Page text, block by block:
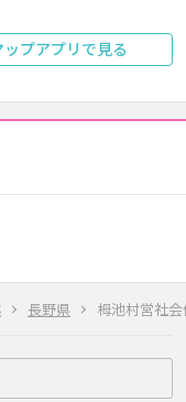
長野県 栂池村営社
ップアプリで見る